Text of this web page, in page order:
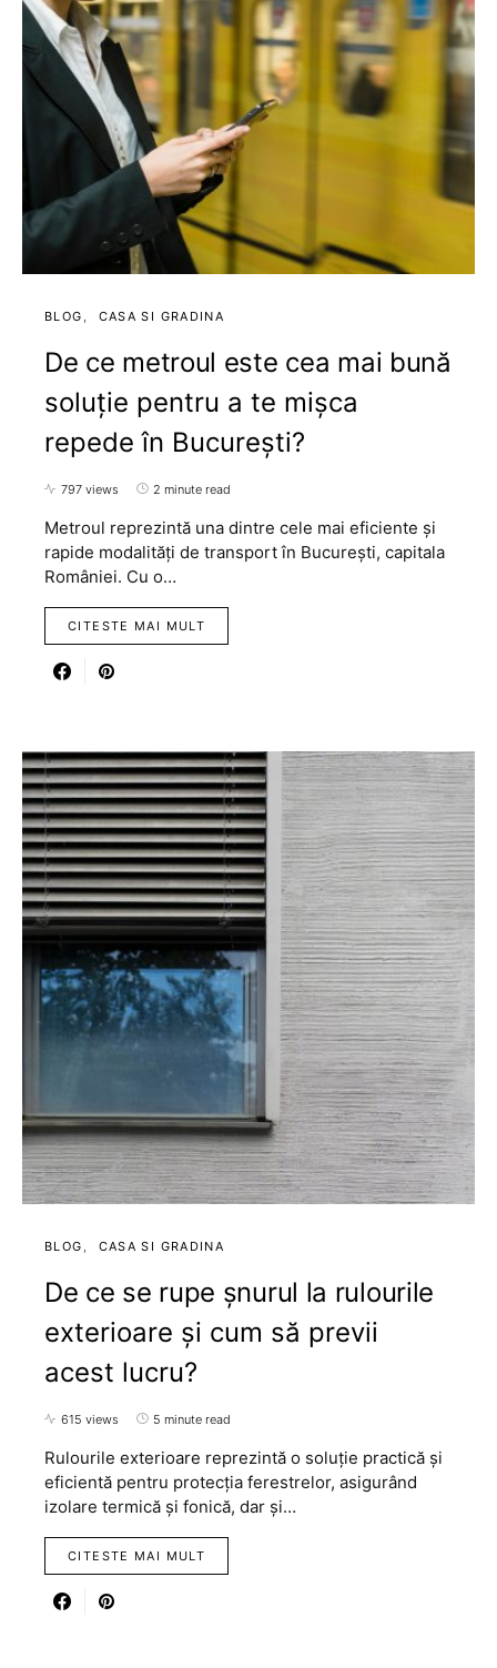
BLOG CASA SI GRADINA
De ce metroul este cea mai bună
soluție pentru a te mișca
repede în București?
797 views 2 minute read
Metroul reprezintă una dintre cele mai eficiente și
rapide modalități de transport în București, capitala
României. Cu o…
CITESTE MAI MULT
BLOG CASA SI GRADINA
De ce se rupe șnurul la rulourile
exterioare și cum să previi
acest lucru?
615 views 5 minute read
Rulourile exterioare reprezintă o soluție practică și
eficientă pentru protecția ferestrelor, asigurând
izolare termică și fonică, dar și…
CITESTE MAI MULT